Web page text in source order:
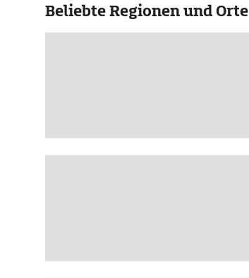
Beliebte Regionen und Orte